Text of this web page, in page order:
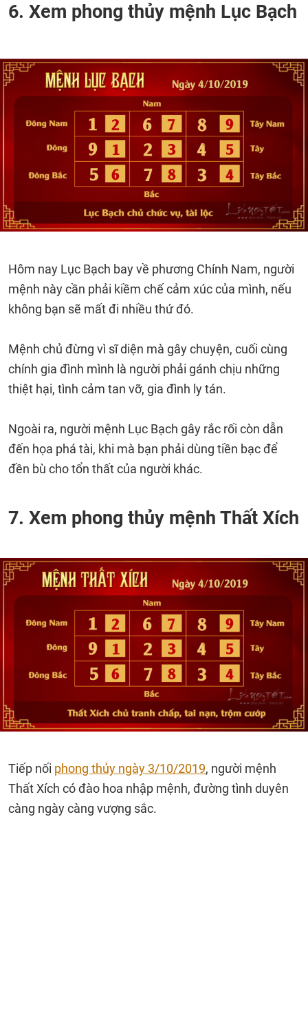
6. Xem phong thủy mệnh Lục Bạch
Hôm nay Lục Bạch bay về phương Chính Nam, người
mệnh này cần phải kiềm chế cảm xúc của mình, nếu
không bạn sẽ mất đi nhiều thứ đó.
Mệnh chủ đừng vì sĩ diện mà gây chuyện, cuối cùng
chính gia đình mình là người phải gánh chịu những
thiệt hại, tình cảm tan vỡ, gia đình ly tán.
Ngoài ra, người mệnh Lục Bạch gây rắc rối còn dẫn
đến họa phá tài, khi mà bạn phải dùng tiền bạc để
đền bù cho tổn thất của người khác.
7. Xem phong thủy mệnh Thất Xích
Tiếp nối phong thủy ngày 3/10/2019, người mệnh
Thất Xích có đào hoa nhập mệnh, đường tình duyên
càng ngày càng vượng sắc.